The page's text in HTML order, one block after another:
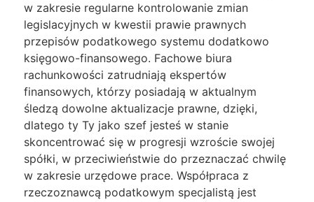
w zakresie regularne kontrolowanie zmian
legislacyjnych w kwestii prawie prawnych
przepisów podatkowego systemu dodatkowo
księgowo-finansowego. Fachowe biura
rachunkowości zatrudniają ekspertów
finansowych, którzy posiadają w aktualnym
śledzą dowolne aktualizacje prawne, dzięki,
dlatego ty Ty jako szef jesteś w stanie
skoncentrować się w progresji wzroście swojej
spółki, w przeciwieństwie do przeznaczać chwilę
w zakresie urzędowe prace. Współpraca z
rzeczoznawcą podatkowym specjalistą jest